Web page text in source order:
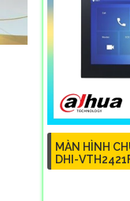
MÀN HÌNH
DHI-